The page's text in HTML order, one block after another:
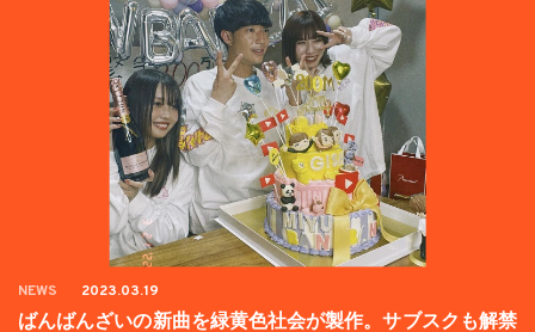
NEWS 2023.03.19
ばんばんざいの新曲を緑黄色社会が製作。サブスクも解禁